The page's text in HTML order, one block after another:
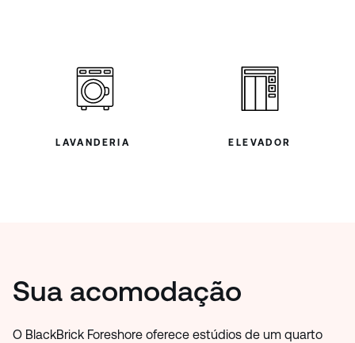
LAVANDERIA ELEVADOR
Sua acomodação
O BlackBrick Foreshore oferece estúdios de um quarto